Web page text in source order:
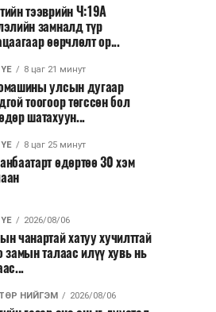
тээврийн Ч:19А
замналд түр
өөрчлөлт ор...
8 цаг 21 минут
улсын дугаар
тоогоор төгссөн бол
шатахуун...
8 цаг 25 минут
өдөртөө 30 хэм
2026/08/06
чанартай хатуу хучилттай
замын талаас илүү хувь нь
НИЙГЭМ 2026/08/06